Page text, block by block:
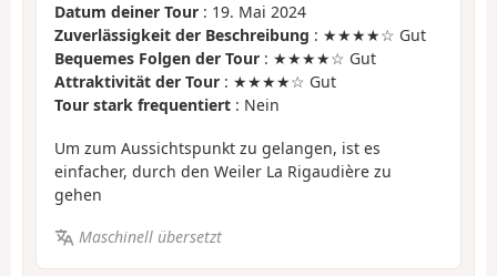
Datum deiner Tour : 19. Mai 2024
Zuverlässigkeit der Beschreibung : ★★★★☆ Gut
Bequemes Folgen der Tour : ★★★★☆ Gut
Attraktivität der Tour : ★★★★☆ Gut
Tour stark frequentiert : Nein
Um zum Aussichtspunkt zu gelangen, ist es
einfacher, durch den Weiler La Rigaudière zu
gehen
Maschinell übersetzt